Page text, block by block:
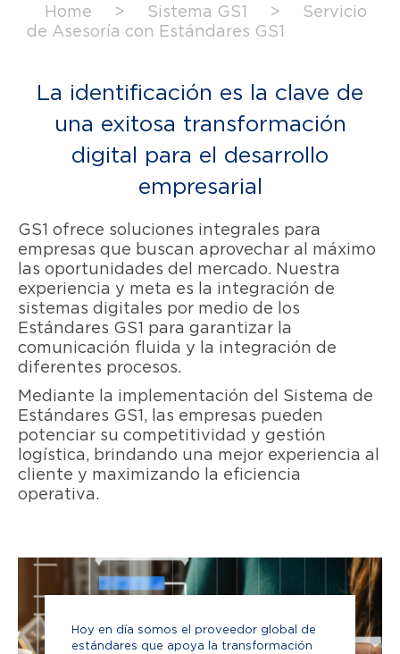
Home > Sistema GS1 >
Servicio
de Asesoría con Estándares GS1
La identificación es la clave de
una exitosa transformación
digital para el desarrollo
empresarial
GS1 ofrece soluciones integrales para
empresas que buscan aprovechar al máximo
las oportunidades del mercado. Nuestra
experiencia y meta es la integración de
sistemas digitales por medio de los
Estándares GS1 para garantizar la
comunicación fluida y la integración de
diferentes procesos.
Mediante la implementación del Sistema de
Estándares GS1, las empresas pueden
potenciar su competitividad y gestión
logística, brindando una mejor experiencia al
cliente y maximizando la eficiencia
operativa.
Hoy en día somos el proveedor global de
estándares que apoya la transformación